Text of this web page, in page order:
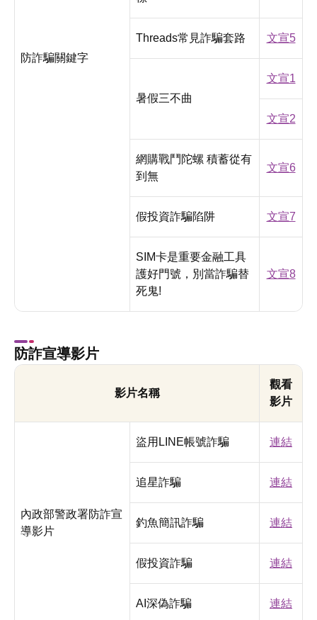
防詐騙關鍵字
Threads常見詐騙套路 文宣5
暑假三不曲
文宣1
文宣2
網購戰鬥陀螺 積蓄從有
到無
文宣6
假投資詐騙陷阱 文宣7
SIM卡是重要金融工具
護好門號，別當詐騙替
死鬼!
文宣8
防詐宣導影片
影片名稱
觀看
影片
內政部警政署防詐宣
導影片
盜用LINE帳號詐騙 連結
追星詐騙 連結
釣魚簡訊詐騙 連結
假投資詐騙 連結
AI深偽詐騙 連結